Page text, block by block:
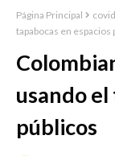
Página Principal
tapabocas en espacios
usando el
públicos